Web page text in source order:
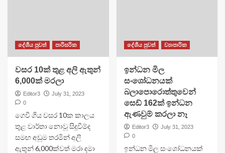
දේශීය පුවත් පාරිසරික
වසර 10ක් තුළ අලි ඇතුන්
6,000ක් මරලා
Editor3
July 31, 2023
0
ගෙවී ගිය වසර 10ක කාලය
තුළ වාර්තා නොවූ සිදුවීම්ද
සමඟ අඩුම තරමින් අලි
ඇතුන් 6,000ක්වත් මරා දමා
දේශීය පුවත් ව්‍යාපාරික
ඉන්ධන මිල
සංශෝධනයක්
බලාපොරොත්තුවෙන්
සෙඩ් 162ක් ඉන්ධන
ඇණවුම් කරලා නෑ
Editor3
July 31, 2023
0
ඉන්ධන මිල සංශෝධනයක්